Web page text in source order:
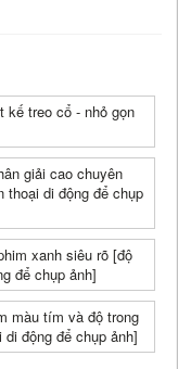
kế treo cổ - nhỏ gọn
giải cao chuyên
thoại di động để chụp
xanh siêu rõ [độ
để chụp ảnh]
màu tím và độ trong
động để chụp ảnh]